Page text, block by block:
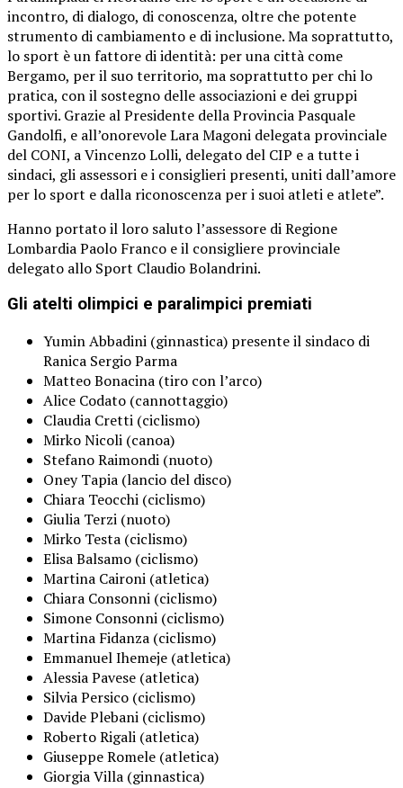
incontro, di dialogo, di conoscenza, oltre che potente
strumento di cambiamento e di inclusione. Ma soprattutto,
lo sport è un fattore di identità: per una città come
Bergamo, per il suo territorio, ma soprattutto per chi lo
pratica, con il sostegno delle associazioni e dei gruppi
sportivi. Grazie al Presidente della Provincia Pasquale
Gandolfi, e all’onorevole Lara Magoni delegata provinciale
del CONI, a Vincenzo Lolli, delegato del CIP e a tutte i
sindaci, gli assessori e i consiglieri presenti, uniti dall’amore
per lo sport e dalla riconoscenza per i suoi atleti e atlete”.
Hanno portato il loro saluto l’assessore di Regione
Lombardia Paolo Franco e il consigliere provinciale
delegato allo Sport Claudio Bolandrini.
Gli atelti olimpici e paralimpici premiati
Yumin Abbadini (ginnastica) presente il sindaco di
Ranica Sergio Parma
Matteo Bonacina (tiro con l’arco)
Alice Codato (cannottaggio)
Claudia Cretti (ciclismo)
Mirko Nicoli (canoa)
Stefano Raimondi (nuoto)
Oney Tapia (lancio del disco)
Chiara Teocchi (ciclismo)
Giulia Terzi (nuoto)
Mirko Testa (ciclismo)
Elisa Balsamo (ciclismo)
Martina Caironi (atletica)
Chiara Consonni (ciclismo)
Simone Consonni (ciclismo)
Martina Fidanza (ciclismo)
Emmanuel Ihemeje (atletica)
Alessia Pavese (atletica)
Silvia Persico (ciclismo)
Davide Plebani (ciclismo)
Roberto Rigali (atletica)
Giuseppe Romele (atletica)
Giorgia Villa (ginnastica)